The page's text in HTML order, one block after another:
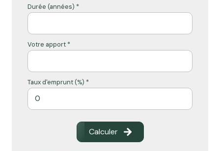
Durée (années) *
Votre apport *
Taux d'emprunt (%) *
Calculer